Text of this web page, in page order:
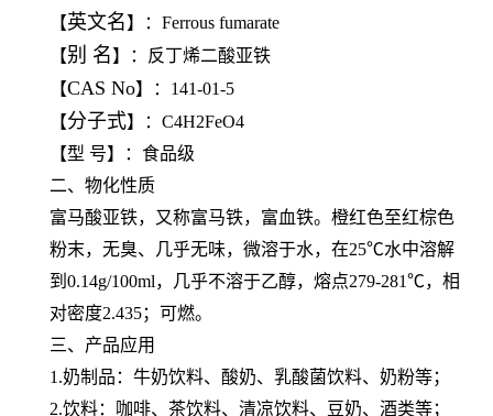
【英文名】：Ferrous fumarate
【别 名】：反丁烯二酸亚铁
【CAS No】：141-01-5
【分子式】：C4H2FeO4
【型 号】：食品级
二、物化性质
富马酸亚铁，又称富马铁，富血铁。橙红色至红棕色
粉末，无臭、几乎无味，微溶于水，在25℃水中溶解
到0.14g/100ml，几乎不溶于乙醇，熔点279-281℃，相
对密度2.435；可燃。
三、产品应用
1.奶制品：牛奶饮料、酸奶、乳酸菌饮料、奶粉等；
2.饮料：咖啡、茶饮料、清凉饮料、豆奶、酒类等；